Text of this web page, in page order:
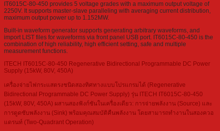
IT6015C-80-450 provides 5 voltage grades with a maximum output voltage of
2250V. It supports master-slave paralleling with averaging current distribution,
maximum output power up to 1.152MW.
Built-in waveform generator supports generating arbitrary waveforms, and
import LIST files for waveforms via front panel USB port. IT6015C-80-450 is the
combination of high reliability, high efficient setting, safe and multiple
measurement functions.
ITECH IT6015C-80-450 Regenerative Bidirectional Programmable DC Power
Supply (15kW, 80V, 450A)
เครื่องจ่ายไฟกระแสตรงชนิดสองทิศทางแบบโปรแกรมได้ (Regenerative
Bidirectional Programmable DC Power Supply) รุ่น ITECH IT6015C-80-450
(15kW, 80V, 450A) ผสานสองฟังก์ชันในเครื่องเดียว: การจ่ายพลังงาน (Source) และ
การดูดซับพลังงาน (Sink) พร้อมคุณสมบัติคืนพลังงาน โดยสามารถทำงานในสองควอ
แดรนท์ (Two-Quadrant Operation)